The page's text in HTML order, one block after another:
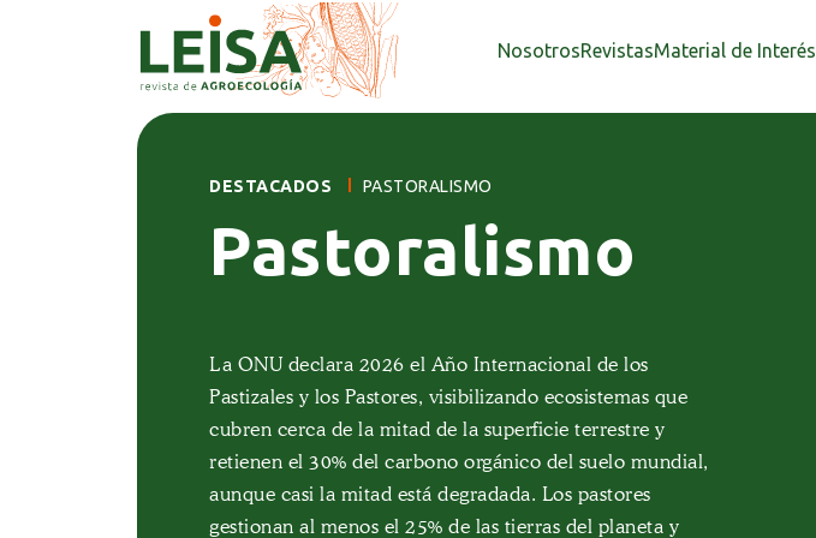
NosotrosRevistasMaterial de Interés
DESTACADOS PASTORALISMO
Pastoralismo
La ONU declara 2026 el Año Internacional de los
Pastizales y los Pastores, visibilizando ecosistemas que
cubren cerca de la mitad de la superficie terrestre y
retienen el 30% del carbono orgánico del suelo mundial,
aunque casi la mitad está degradada. Los pastores
gestionan al menos el 25% de las tierras del planeta y
LANZAMIENTO REVISTA
¡Ya salió LEISA
En esta nueva edición de LEISA revista de agroecología,
compartimos aprendizajes, reflexiones y experiencias
construidas colectivamente a lo largo del Programa
NOTICIA REVISTA
Anunciamos
40-2
La edición 40-2 de LEISA revista de agroecología,